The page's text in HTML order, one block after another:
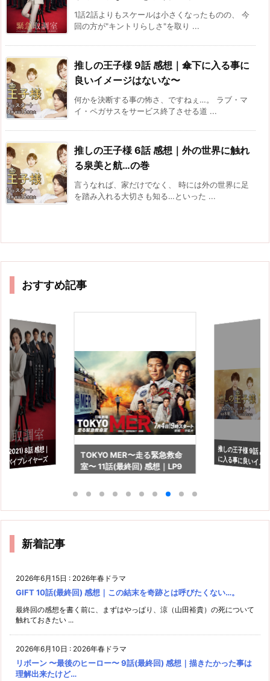
1話2話よりもスケールは小さくなったものの、 今
回の方が"キントリらしさ"を取り ...
推しの王子様 9話 感想｜傘下に入る事に
良いイメージはないな〜
何かを決断する事の怖さ、ですねぇ…。 ラブ・マ
イ・ペガサスをサービス終了させる道 ...
推しの王子様 6話 感想｜外の世界に触れ
る泉美と航…の巻
言うなれば、家だけでなく、 時には外の世界に足
を踏み入れる大切さも知る…といった ...
おすすめ記事
(2021) 8話 感想｜
バイプレイヤーズ
TOKYO MER〜走る緊急救命
室〜 11話(最終回) 感想｜LP9
推しの王子様 9話 感
に入る事に良いイメ
いな〜
新着記事
2026年6月15日 : 2026年春ドラマ
GIFT 10話(最終回) 感想｜この結末を奇跡とは呼びたくない…。
最終回の感想を書く前に、まずはやっぱり、涼（山田裕貴）の死について
触れておきたい ...
2026年6月10日 : 2026年春ドラマ
リボーン 〜最後のヒーロー〜 9話(最終回) 感想｜描きたかった事は
理解出来たけど…